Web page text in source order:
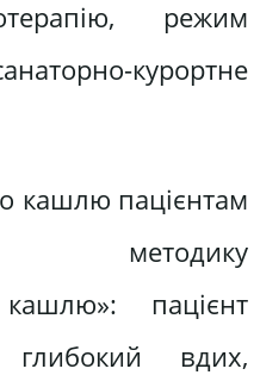
режим
курортне
кашлю пацієнтам
методику
кашлю»: пацієнт
вдих,